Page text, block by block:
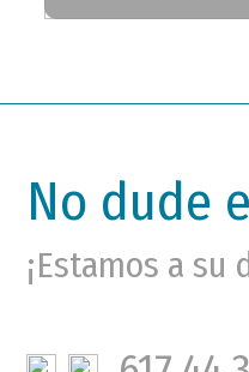
No dude
¡Estamos a su